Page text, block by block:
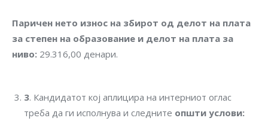
Паричен нето износ на збирот од делот на плата
за степен на образование и делот на плата за
ниво: 29.316,00 денари.
3. Кандидатот кој аплицира на интерниот оглас
треба да ги исполнува и следните општи услови: